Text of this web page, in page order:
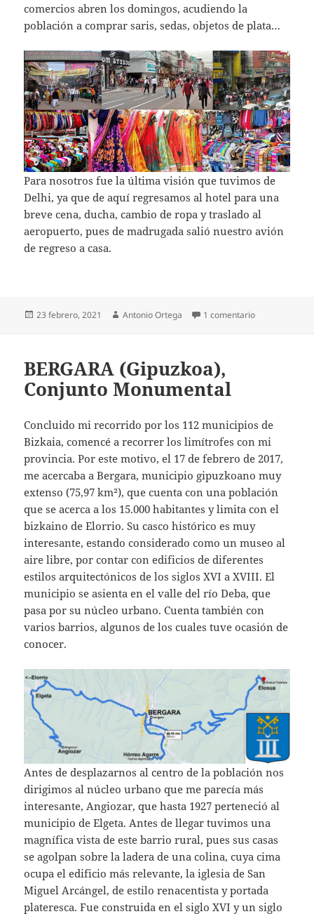
comercios abren los domingos, acudiendo la
población a comprar saris, sedas, objetos de plata…
Para nosotros fue la última visión que tuvimos de
Delhi, ya que de aquí regresamos al hotel para una
breve cena, ducha, cambio de ropa y traslado al
aeropuerto, pues de madrugada salió nuestro avión
de regreso a casa.
Publicado
23 febrero, 2021 Autor
Antonio Ortega 1 comentarioen Un
BERGARA (Gipuzkoa),
Conjunto Monumental
Concluido mi recorrido por los 112 municipios de
Bizkaia, comencé a recorrer los limítrofes con mi
provincia. Por este motivo, el 17 de febrero de 2017,
me acercaba a Bergara, municipio gipuzkoano muy
extenso (75,97 km²), que cuenta con una población
que se acerca a los 15.000 habitantes y limita con el
bizkaino de Elorrio. Su casco histórico es muy
interesante, estando considerado como un museo al
aire libre, por contar con edificios de diferentes
estilos arquitectónicos de los siglos XVI a XVIII. El
municipio se asienta en el valle del río Deba, que
pasa por su núcleo urbano. Cuenta también con
varios barrios, algunos de los cuales tuve ocasión de
conocer.
Antes de desplazarnos al centro de la población nos
dirigimos al núcleo urbano que me parecía más
interesante, Angiozar, que hasta 1927 perteneció al
municipio de Elgeta. Antes de llegar tuvimos una
magnífica vista de este barrio rural, pues sus casas
se agolpan sobre la ladera de una colina, cuya cima
ocupa el edificio más relevante, la iglesia de San
Miguel Arcángel, de estilo renacentista y portada
plateresca. Fue construida en el siglo XVI y un siglo